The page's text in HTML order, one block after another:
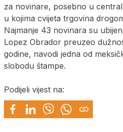
za novinare, posebno u
u kojima cvijeta trgovina
Najmanje 43 novinara su
Lopez Obrador preuzeo
godine, navodi jedna od
slobodu štampe.
Podijeli vijest na: